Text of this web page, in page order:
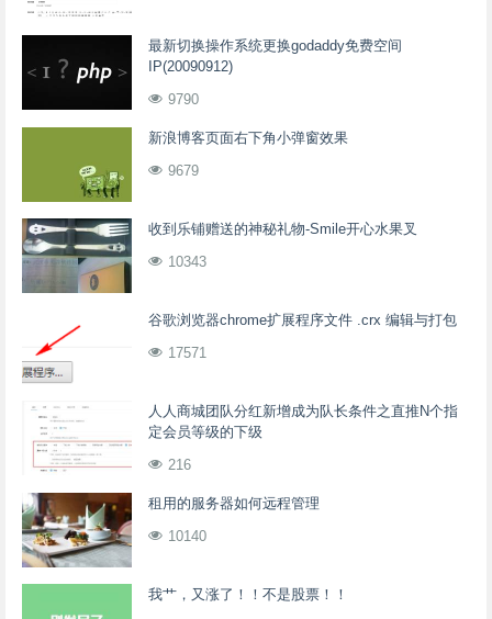
最新切换操作系统更换godaddy免费空间
IP(20090912)
9790
新浪博客页面右下角小弹窗效果
9679
收到乐铺赠送的神秘礼物-Smile开心水果叉
10343
谷歌浏览器chrome扩展程序文件 .crx 编辑与打包
17571
人人商城团队分红新增成为队长条件之直推N个指
定会员等级的下级
216
租用的服务器如何远程管理
10140
我艹，又涨了！！不是股票！！